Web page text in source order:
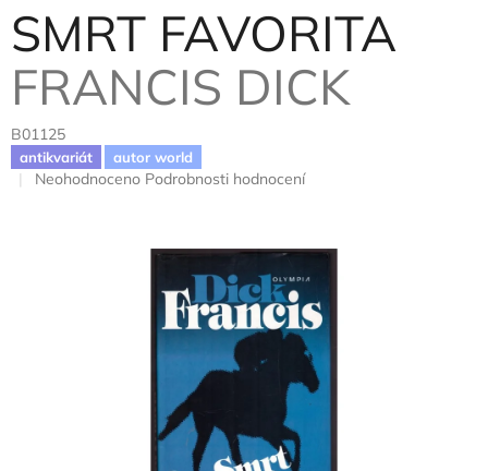
SMRT FAVORITA
FRANCIS DICK
B01125
antikvariát autor world
Průměrné
Neohodnoceno Podrobnosti hodnocení